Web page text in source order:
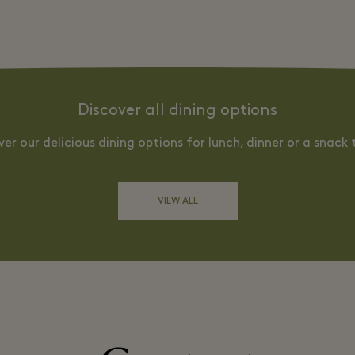
Discover all dining options
our delicious dining options for lunch, dinner or a snack
VIEW ALL